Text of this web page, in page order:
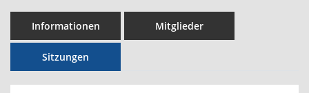
Informationen Mitglieder
Sitzungen